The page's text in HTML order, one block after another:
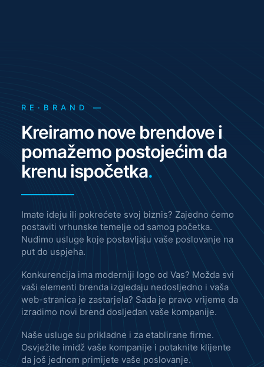
RE·BRAND —
Kreiramo nove brendove i
pomažemo postojećim da
krenu ispočetka.
Imate ideju ili pokrećete svoj biznis? Zajedno ćemo
postaviti vrhunske temelje od samog početka.
Nudimo usluge koje postavljaju vaše poslovanje na
put do uspjeha.
Konkurencija ima moderniji logo od Vas? Možda svi
vaši elementi brenda izgledaju nedosljedno i vaša
web-stranica je zastarjela? Sada je pravo vrijeme da
izradimo novi brend dosljedan vaše kompanije.
Naše usluge su prikladne i za etablirane firme.
Osvježite imidž vaše kompanije i potaknite klijente
da još jednom primijete vaše poslovanje.